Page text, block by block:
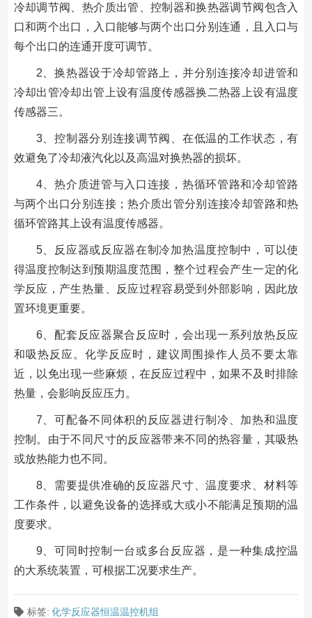
冷却调节阀、热介质出管、控制器和换热器调节阀包含入
口和两个出口，入口能够与两个出口分别连通，且入口与
每个出口的连通开度可调节。
2、换热器设于冷却管路上，并分别连接冷却进管和
冷却出管冷却出管上设有温度传感器换二热器上设有温度
传感器三。
3、控制器分别连接调节阀、在低温的工作状态，有
效避免了冷却液汽化以及高温对换热器的损坏。
4、热介质进管与入口连接，热循环管路和冷却管路
与两个出口分别连接；热介质出管分别连接冷却管路和热
循环管路其上设有温度传感器。
5、反应器或反应器在制冷加热温度控制中，可以使
得温度控制达到预期温度范围，整个过程会产生一定的化
学反应，产生热量、反应过程容易受到外部影响，因此放
置环境更重要。
6、配套反应器聚合反应时，会出现一系列放热反应
和吸热反应。化学反应时，建议周围操作人员不要太靠
近，以免出现一些麻烦，在反应过程中，如果不及时排除
热量，会影响反应压力。
7、可配备不同体积的反应器进行制冷、加热和温度
控制。由于不同尺寸的反应器带来不同的热容量，其吸热
或放热能力也不同。
8、需要提供准确的反应器尺寸、温度要求、材料等
工作条件，以避免设备的选择或大或小不能满足预期的温
度要求。
9、可同时控制一台或多台反应器，是一种集成控温
的大系统装置，可根据工况要求生产。
标签: 化学反应器恒温温控机组